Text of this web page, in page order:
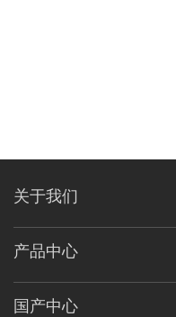
关于我们
产品中心
国产中心